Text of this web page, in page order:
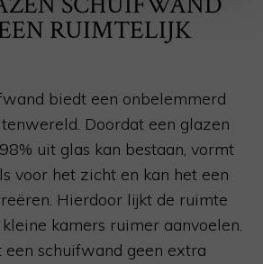
RUIMTELIJK
biedt een onbelemmerd
Doordat een glazen
uit glas kan bestaan, vormt
voor het zicht en kan het een
Hierdoor lijkt de ruimte
kamers ruimer aanvoelen.
een schuifwand geen extra